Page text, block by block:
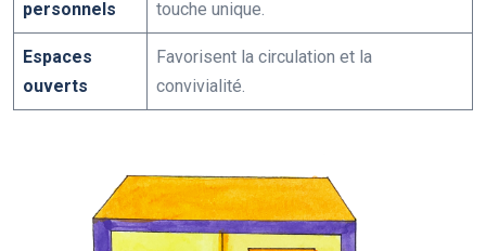
personnels
touche unique.
Espaces
ouverts
Favorisent la circulation et la
convivialité.